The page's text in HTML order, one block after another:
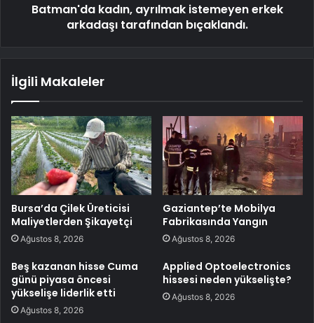
Batman'da kadın, ayrılmak istemeyen erkek
arkadaşı tarafından bıçaklandı.
İlgili Makaleler
Bursa’da Çilek Üreticisi
Maliyetlerden Şikayetçi
Ağustos 8, 2026
Gaziantep’te Mobilya
Fabrikasında Yangın
Ağustos 8, 2026
Beş kazanan hisse Cuma
günü piyasa öncesi
yükselişe liderlik etti
Ağustos 8, 2026
Applied Optoelectronics
hissesi neden yükselişte?
Ağustos 8, 2026